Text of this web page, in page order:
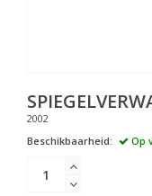
2002
Beschikbaarheid:
Op